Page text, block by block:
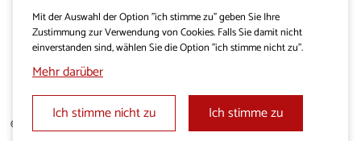
© 2019 - 2026 visitkras.info. Alle Rechte vorbehalten.
Mit der Auswahl der Option "ich stimme zu" geben Sie Ihre
Zustimmung zur Verwendung von Cookies. Falls Sie damit nicht
einverstanden sind, wählen Sie die Option "ich stimme nicht zu".
Mehr darüber
Ich stimme nicht zu
Ich stimme zu